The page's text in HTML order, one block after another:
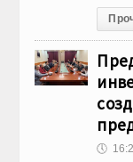
🕔